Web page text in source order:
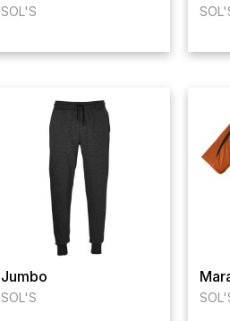
SOL'S
Jumbo
SOL'S